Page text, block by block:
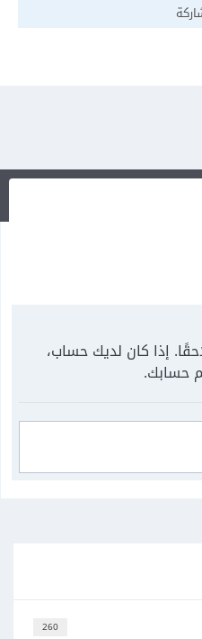
إذا كان لديك حساب،
حسابك.
260